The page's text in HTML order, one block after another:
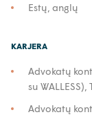
Estų, anglų
KARJERA
Advokatų
su
Advokatų